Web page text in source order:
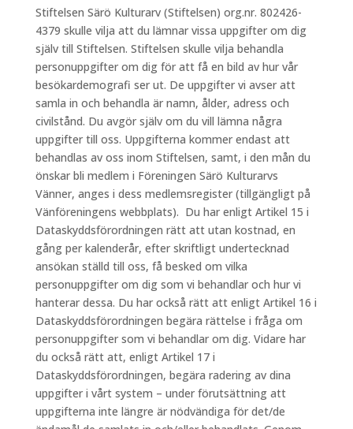
Stiftelsen Särö Kulturarv (Stiftelsen) org.nr. 802426-
4379 skulle vilja att du lämnar vissa uppgifter om dig
själv till Stiftelsen. Stiftelsen skulle vilja behandla
personuppgifter om dig för att få en bild av hur vår
besökardemografi ser ut. De uppgifter vi avser att
samla in och behandla är namn, ålder, adress och
civilstånd. Du avgör själv om du vill lämna några
uppgifter till oss. Uppgifterna kommer endast att
behandlas av oss inom Stiftelsen, samt, i den mån du
önskar bli medlem i Föreningen Särö Kulturarvs
Vänner, anges i dess medlemsregister (tillgängligt på
Vänföreningens webbplats). Du har enligt Artikel 15 i
Dataskyddsförordningen rätt att utan kostnad, en
gång per kalenderår, efter skriftligt undertecknad
ansökan ställd till oss, få besked om vilka
personuppgifter om dig som vi behandlar och hur vi
hanterar dessa. Du har också rätt att enligt Artikel 16 i
Dataskyddsförordningen begära rättelse i fråga om
personuppgifter som vi behandlar om dig. Vidare har
du också rätt att, enligt Artikel 17 i
Dataskyddsförordningen, begära radering av dina
uppgifter i vårt system – under förutsättning att
uppgifterna inte längre är nödvändiga för det/de